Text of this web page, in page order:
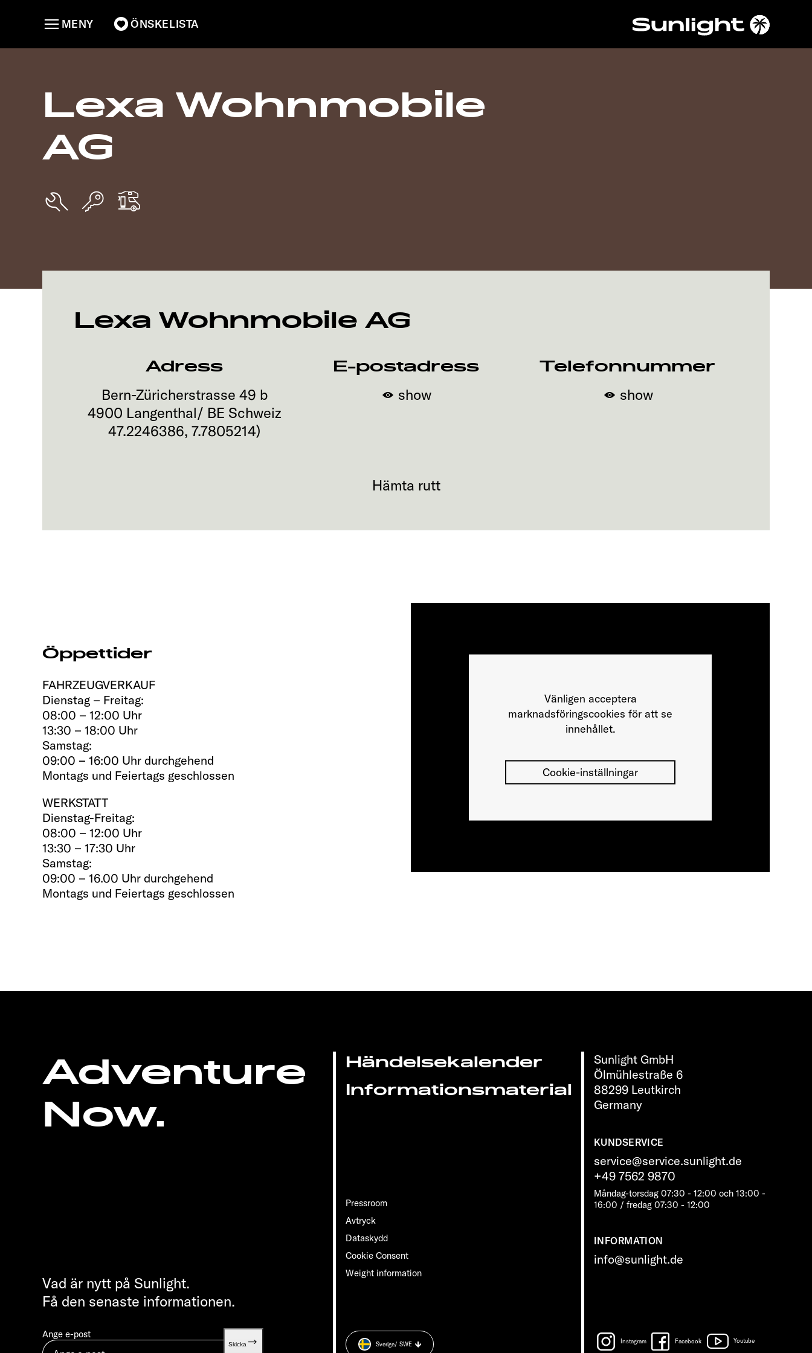
ÖNSKELISTA
MENY
Lexa Wohnmobile
AG
Lexa Wohnmobile AG
Adress
Bern-Züricherstrasse 49 b
4900 Langenthal/ BE Schweiz
47.2246386,7.7805214)
E-postadress
show
Telefonnummer
show
Hämta rutt
Öppettider
FAHRZEUGVERKAUF
Dienstag – Freitag:
08:00 – 12:00 Uhr
13:30 – 18:00 Uhr
Samstag:
09:00 – 16:00 Uhr durchgehend
Montags und Feiertags geschlossen
WERKSTATT
Dienstag-Freitag:
08:00 – 12:00 Uhr
13:30 – 17:30 Uhr
Samstag:
09:00 – 16.00 Uhr durchgehend
Montags und Feiertags geschlossen
Vänligen acceptera
marknadsföringscookies för att se
innehållet.
Cookie-inställningar
Adventure
Now.
Sunlight GmbH
Ölmühlestraße 6
88299 Leutkirch
Germany
KUNDSERVICE
service@service.sunlight.de
+49 7562 9870
Måndag-torsdag 07:30 - 12:00 och 13:00 -
16:00 / fredag ​​07:30 - 12:00
INFORMATION
info@sunlight.de
Händelsekalender
Informationsmaterial
Pressroom
Avtryck
Dataskydd
Cookie Consent
Weight information
Vad är nytt på Sunlight.
Få den senaste informationen.
Ange e-post
Skicka Instagram Facebook Youtube
Sverige/ SWE